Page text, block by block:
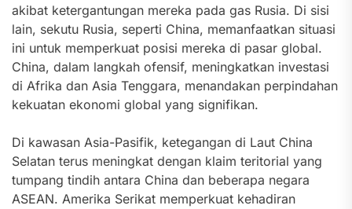
akibat ketergantungan mereka pada gas Rusia. Di sisi
lain, sekutu Rusia, seperti China, memanfaatkan situasi
ini untuk memperkuat posisi mereka di pasar global.
China, dalam langkah ofensif, meningkatkan investasi
di Afrika dan Asia Tenggara, menandakan perpindahan
kekuatan ekonomi global yang signifikan.
Di kawasan Asia-Pasifik, ketegangan di Laut China
Selatan terus meningkat dengan klaim teritorial yang
tumpang tindih antara China dan beberapa negara
ASEAN. Amerika Serikat memperkuat kehadiran